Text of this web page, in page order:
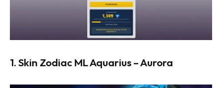
1. Skin Zodiac ML Aquarius – Aurora